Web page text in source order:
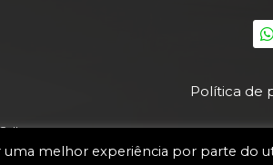
Política de
melhor experiência por parte do